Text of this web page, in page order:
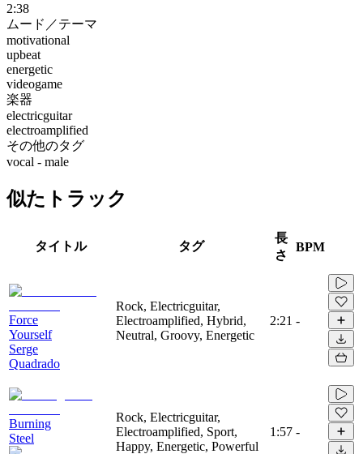
2:38
ムード／テーマ
motivational
upbeat
energetic
videogame
楽器
electricguitar
electroamplified
その他のタグ
vocal - male
似たトラック
タイトル タグ
長
さ
BPM
Force
Yourself
Serge
Quadrado
Rock, Electricguitar,
Electroamplified, Hybrid,
Neutral, Groovy, Energetic
2:21 -
Burning
Steel
Rock, Electricguitar,
Electroamplified, Sport,
Happy, Energetic, Powerful
1:57 -